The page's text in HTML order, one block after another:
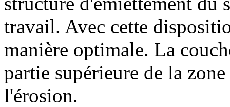
travail. Avec cette
manière optimale. La
partie supérieure de la
l'érosion.